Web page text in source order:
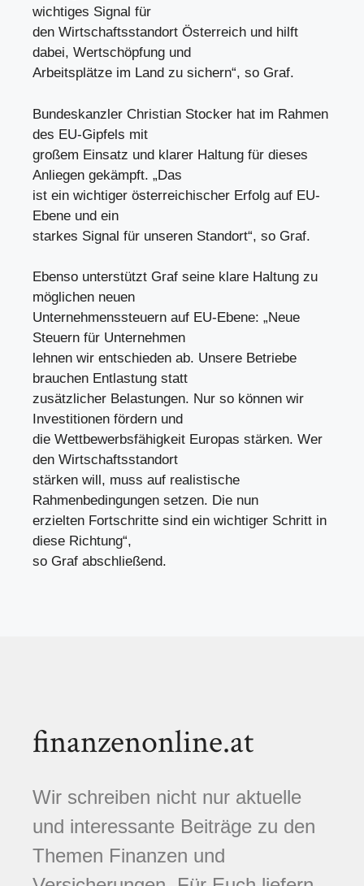
wichtiges Signal für
den Wirtschaftsstandort Österreich und hilft
dabei, Wertschöpfung und
Arbeitsplätze im Land zu sichern“, so Graf.
Bundeskanzler Christian Stocker hat im Rahmen
des EU-Gipfels mit
großem Einsatz und klarer Haltung für dieses
Anliegen gekämpft. „Das
ist ein wichtiger österreichischer Erfolg auf EU-
Ebene und ein
starkes Signal für unseren Standort“, so Graf.
Ebenso unterstützt Graf seine klare Haltung zu
möglichen neuen
Unternehmenssteuern auf EU-Ebene: „Neue
Steuern für Unternehmen
lehnen wir entschieden ab. Unsere Betriebe
brauchen Entlastung statt
zusätzlicher Belastungen. Nur so können wir
Investitionen fördern und
die Wettbewerbsfähigkeit Europas stärken. Wer
den Wirtschaftsstandort
stärken will, muss auf realistische
Rahmenbedingungen setzen. Die nun
erzielten Fortschritte sind ein wichtiger Schritt in
diese Richtung“,
so Graf abschließend.
finanzenonline.at
Wir schreiben nicht nur aktuelle
und interessante Beiträge zu den
Themen Finanzen und